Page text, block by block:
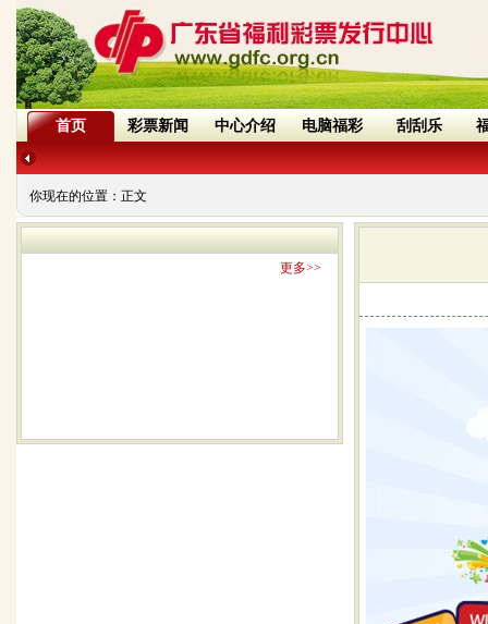
首页 彩票新闻 中心介绍 电脑福彩 刮刮乐
你现在的位置： 正文
更多>>